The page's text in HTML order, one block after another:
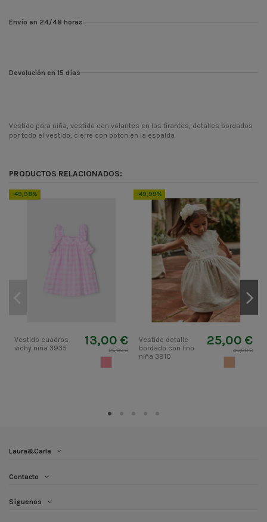
Envío en 24/48 horas
Devolución en 15 días
Vestido para niña, vestido con volantes en los tirantes, detalles bordados
por todo el vestido, cierre con boton en la espalda.
Codigo
ean13 8445865237840
PRODUCTOS RELACIONADOS:
-49,98%
Vestido cuadros
vichy niña 3935
13,00 €
25,99 €
-49,99%
Vestido detalle
bordado con lino
niña 3910
25,00 €
49,99 €
Laura&Carla
Contacto
Síguenos